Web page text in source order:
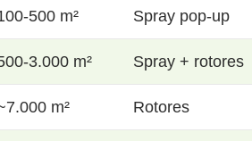
500 m² Spray pop-up
3.000 m² Spray + rotores
m² Rotores